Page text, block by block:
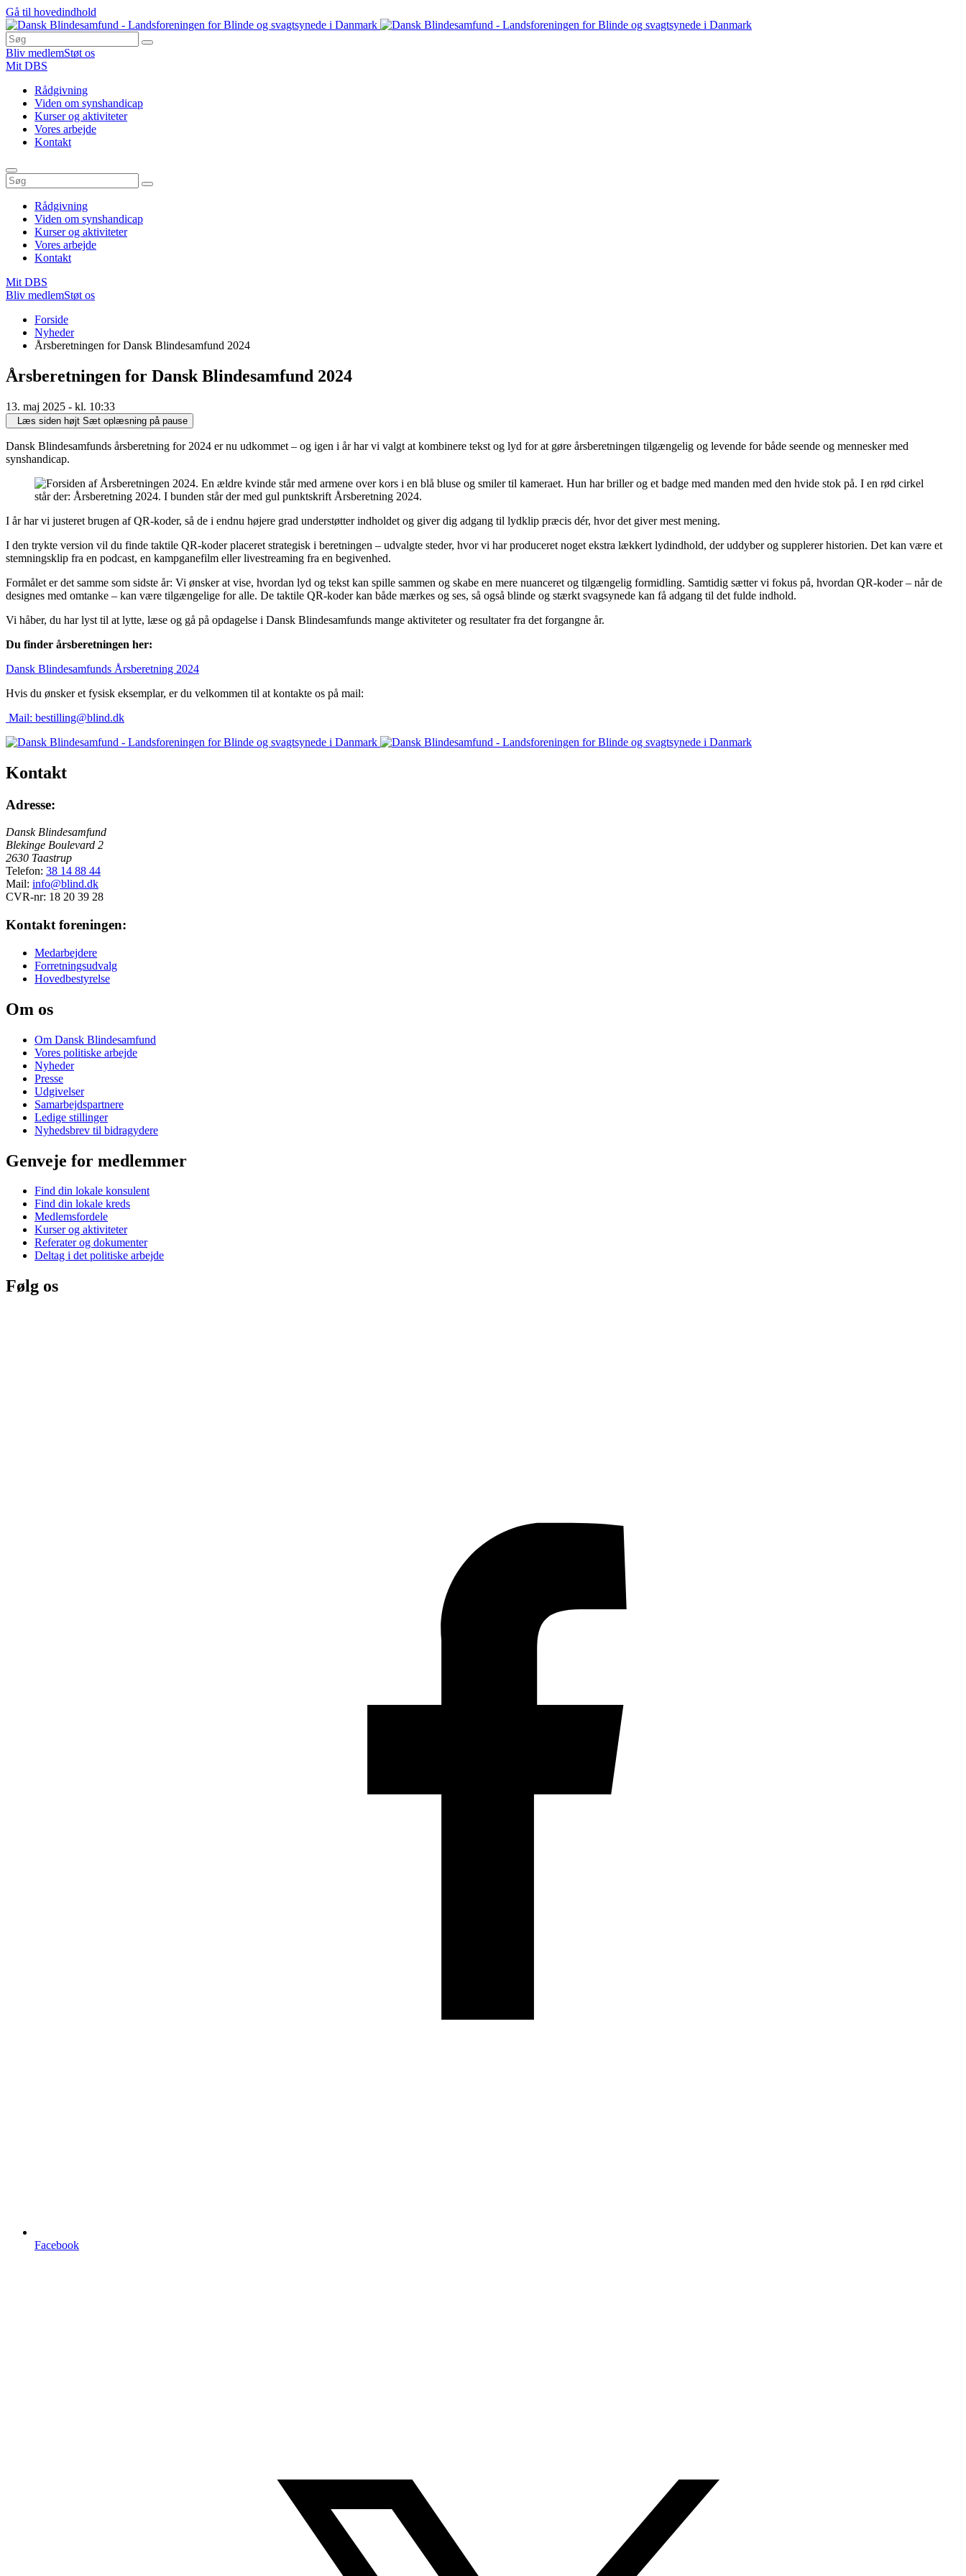
Gå til hovedindhold
Bliv medlemStøt os
Mit DBS
Rådgivning
Viden om synshandicap
Kurser og aktiviteter
Vores arbejde
Kontakt
Rådgivning
Viden om synshandicap
Kurser og aktiviteter
Vores arbejde
Kontakt
Mit DBS
Bliv medlemStøt os
Forside
Nyheder
Årsberetningen for Dansk Blindesamfund 2024
Årsberetningen for Dansk Blindesamfund 2024
13. maj 2025 - kl. 10:33
Læs siden højt Sæt oplæsning på pause
Dansk Blindesamfunds årsberetning for 2024 er nu udkommet – og igen i år har vi valgt at kombinere tekst og lyd for at gøre årsberetningen tilgængelig og levende for både seende og mennesker med
synshandicap.
I år har vi justeret brugen af QR-koder, så de i endnu højere grad understøtter indholdet og giver dig adgang til lydklip præcis dér, hvor det giver mest mening.
I den trykte version vil du finde taktile QR-koder placeret strategisk i beretningen – udvalgte steder, hvor vi har produceret noget ekstra lækkert lydindhold, der uddyber og supplerer historien. Det kan være et
stemningsklip fra en podcast, en kampganefilm eller livestreaming fra en begivenhed.
Formålet er det samme som sidste år: Vi ønsker at vise, hvordan lyd og tekst kan spille sammen og skabe en mere nuanceret og tilgængelig formidling. Samtidig sætter vi fokus på, hvordan QR-koder – når de
designes med omtanke – kan være tilgængelige for alle. De taktile QR-koder kan både mærkes og ses, så også blinde og stærkt svagsynede kan få adgang til det fulde indhold.
Vi håber, du har lyst til at lytte, læse og gå på opdagelse i Dansk Blindesamfunds mange aktiviteter og resultater fra det forgangne år.
Du finder årsberetningen her:
Dansk Blindesamfunds Årsberetning 2024
Hvis du ønsker et fysisk eksemplar, er du velkommen til at kontakte os på mail:
Mail: bestilling@blind.dk
Kontakt
Adresse:
Dansk Blindesamfund
Blekinge Boulevard 2
2630 Taastrup
Telefon: 38 14 88 44
Mail: info@blind.dk
CVR-nr: 18 20 39 28
Kontakt foreningen:
Medarbejdere
Forretningsudvalg
Hovedbestyrelse
Om os
Om Dansk Blindesamfund
Vores politiske arbejde
Nyheder
Presse
Udgivelser
Samarbejdspartnere
Ledige stillinger
Nyhedsbrev til bidragydere
Genveje for medlemmer
Find din lokale konsulent
Find din lokale kreds
Medlemsfordele
Kurser og aktiviteter
Referater og dokumenter
Deltag i det politiske arbejde
Følg os
Facebook